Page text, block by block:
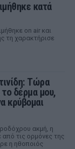
κατά
on air και
τη χαρακτήρισε
Τώρα
δέρμα μου,
κρύβομαι
ακμή, η
από τις ορμόνες της
η ηθοποιός